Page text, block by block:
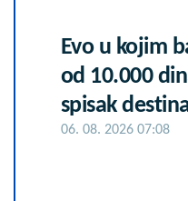
Evo u kojim
od 10.000
spisak
06. 08. 2026 07:08